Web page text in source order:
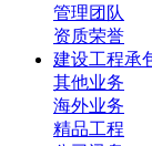
管理团队
资质荣誉
建设工程承
其他业务
海外业务
精品工程